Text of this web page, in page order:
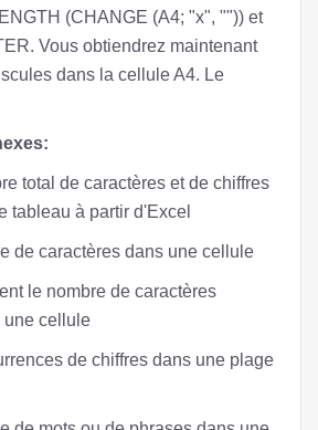
(CHANGE (A4; "x", "")) et
Vous obtiendrez maintenant
dans la cellule A4. Le
total de caractères et de chiffres
tableau à partir d'Excel
de caractères dans une cellule
le nombre de caractères
une cellule
de chiffres dans une plage